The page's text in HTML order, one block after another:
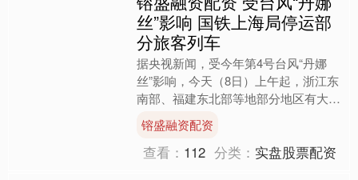
丝”影响 国铁上海局停运部
分旅客列车
据央视新闻，受今年第4号台风“丹娜
丝”影响，今天（8日）上午起，浙江东
南部、福建东北部等地部分地区有大暴
雨。记者从国铁上海局了解到，为确保
铁路运输安全和旅客出行....
镕盛融资配资
查看： 112 分类： 实盘股票配资